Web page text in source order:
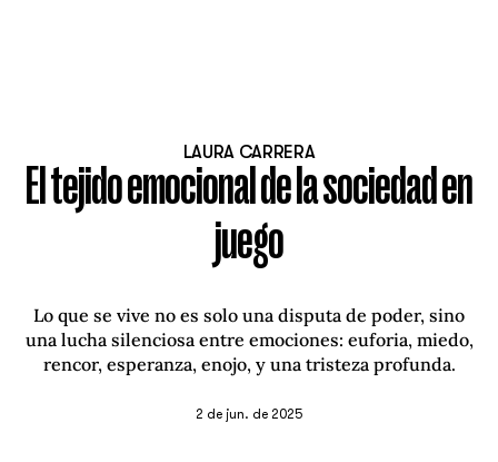
LAURA CARRERA
El tejido emocional de la sociedad en
juego
Lo que se vive no es solo una disputa de poder, sino
una lucha silenciosa entre emociones: euforia, miedo,
rencor, esperanza, enojo, y una tristeza profunda.
2 de jun. de 2025